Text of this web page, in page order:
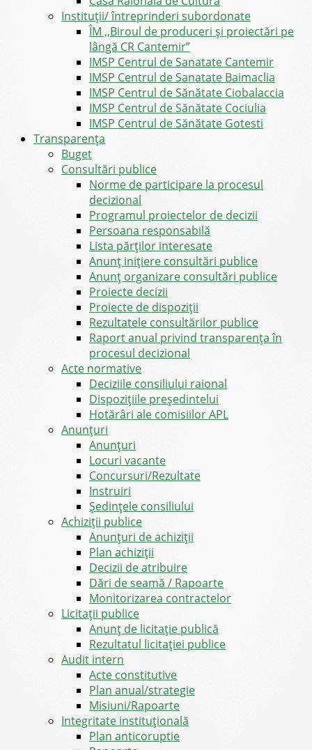
Instituții/ întreprinderi subordonate
ÎM ,,Biroul de produceri și proiectări pe
lângă CR Cantemir”
IMSP Centrul de Sanatate Cantemir
IMSP Centrul de Sanatate Baimaclia
IMSP Centrul de Sănătate Ciobalaccia
IMSP Centrul de Sănătate Cociulia
IMSP Centrul de Sănătate Gotesti
Transparența
Buget
Consultări publice
Norme de participare la procesul
decizional
Programul proiectelor de decizii
Persoana responsabilă
Lista părților interesate
Anunț inițiere consultări publice
Anunț organizare consultări publice
Proiecte decizii
Proiecte de dispoziții
Rezultatele consultărilor publice
Raport anual privind transparenţa în
procesul decizional
Acte normative
Deciziile consiliului raional
Dispozițiile președintelui
Hotărâri ale comisiilor APL
Anunţuri
Anunţuri
Locuri vacante
Concursuri/Rezultate
Instruiri
Şedinţele consiliului
Achiziții publice
Anunțuri de achiziții
Plan achiziții
Decizii de atribuire
Dări de seamă / Rapoarte
Monitorizarea contractelor
Licitații publice
Anunț de licitație publică
Rezultatul licitației publice
Audit intern
Acte constitutive
Plan anual/strategie
Misiuni/Rapoarte
Integritate instituțională
Plan anticoruptie